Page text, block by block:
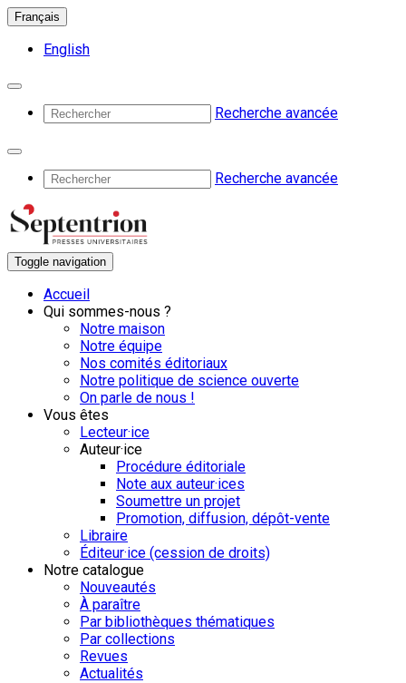
Français
English
Recherche avancée
Recherche avancée
Toggle navigation
Accueil
Qui sommes-nous ?
Notre maison
Notre équipe
Nos comités éditoriaux
Notre politique de science ouverte
On parle de nous !
Vous êtes
Lecteur·ice
Auteur·ice
Procédure éditoriale
Note aux auteur·ices
Soumettre un projet
Promotion, diffusion, dépôt-vente
Libraire
Éditeur·ice (cession de droits)
Notre catalogue
Nouveautés
À paraître
Par bibliothèques thématiques
Par collections
Revues
Actualités